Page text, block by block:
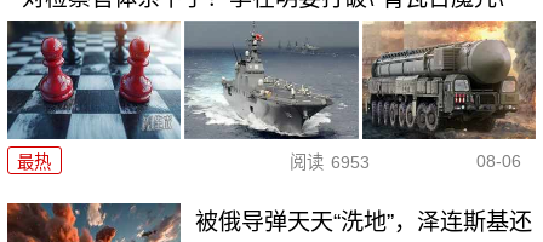
最热 阅读 6953 08-06
被俄导弹天天“洗地”，泽连斯基还